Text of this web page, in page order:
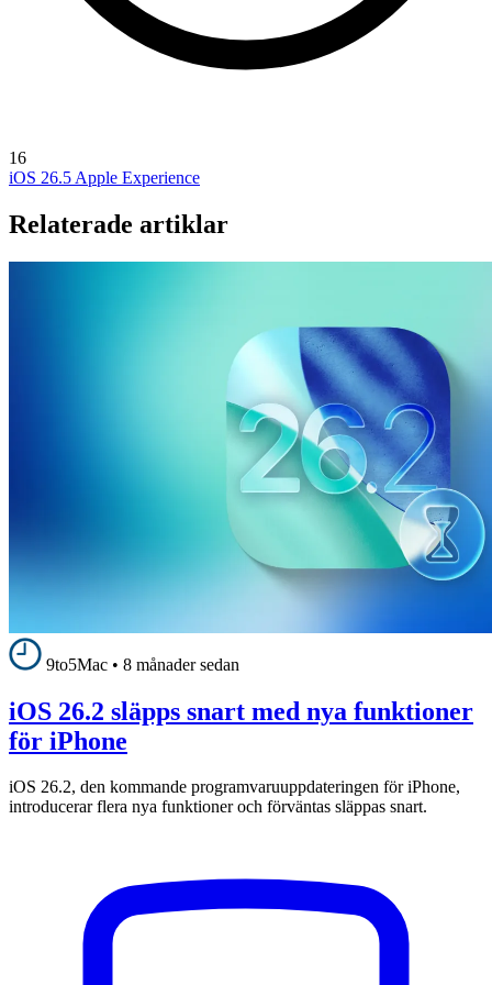
16
iOS 26.5 Apple Experience
Relaterade artiklar
9to5Mac • 8 månader sedan
iOS 26.2 släpps snart med nya funktioner
för iPhone
iOS 26.2, den kommande programvaruuppdateringen för iPhone,
introducerar flera nya funktioner och förväntas släppas snart.